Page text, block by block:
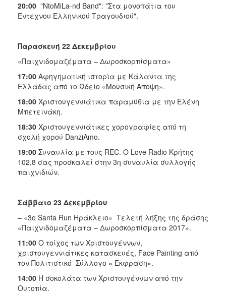
20:00 "NtoMiLa-nd Band": "Στα μονοπάτια του
Έντεχνου Ελληνικού Τραγουδιού".
Παρασκευή 22 Δεκεμβρίου
«Παιχνιδομαζέματα – Δωροσκορπίσματα»
17:00 Αφηγηματική ιστορία με Κάλαντα της
Ελλάδας από το Ωδείο «Μουσική Άποψη».
18:00 Χριστουγεννιάτικα παραμύθια με την Ελένη
Μπετεινάκη.
18:30 Χριστουγεννιάτικες χορογραφίες από τη
σχολή χορού DanziAmo.
19:00 Συναυλία με τους REC. Ο Love Radio Κρήτης
102,8 σας προσκαλεί στην 3η συναυλία συλλογής
παιχνιδιών.
Σάββατο 23 Δεκεμβρίου
– «3o Santa Run Ηράκλειο» Τελετή λήξης της δράσης
«Παιχνιδομαζέματα – Δωροσκορπίσματα 2017».
11:00 Ο τοίχος των Χριστουγέννων,
χριστουγεννιάτικες κατασκευές, Face Painting από
τον Πολιτιστικό Σύλλογο « Έκφραση».
14:00 Η σοκολάτα των Χριστουγέννων από την
Ουτοπία.